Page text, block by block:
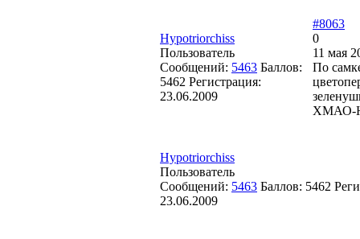
Hypotriorchiss
Пользователь
Сообщений: 5463 Баллов:
5462 Регистрация:
23.06.2009
#8063
0
11 мая
По
ХМАО-
Hypotriorchiss
Пользователь
Сообщений: 5463 Баллов: 5462
23.06.2009